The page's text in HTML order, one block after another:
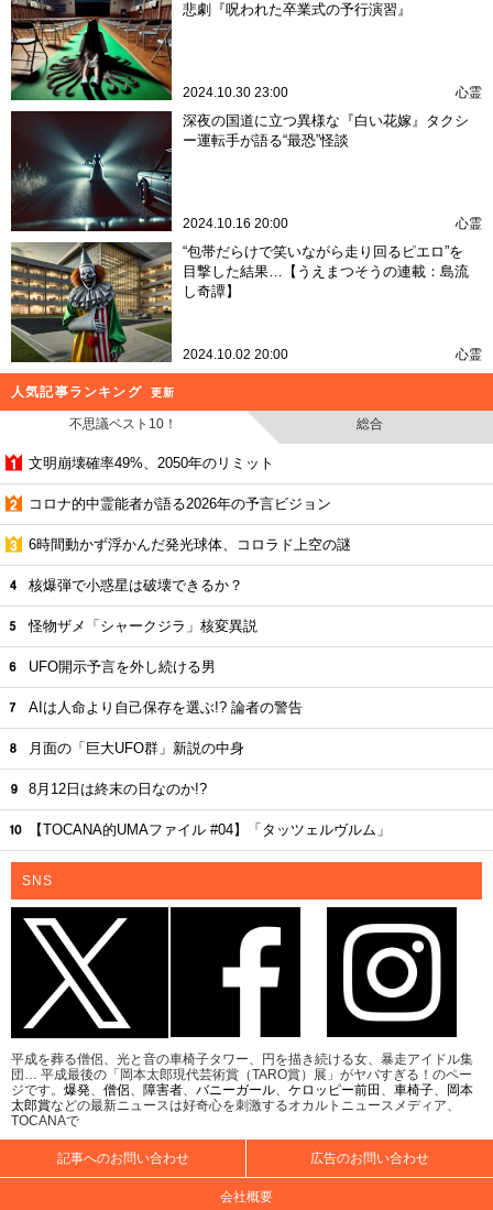
悲劇『呪われた卒業式の予行演習』
2024.10.30 23:00 心霊
深夜の国道に立つ異様な『白い花嫁』タクシ
ー運転手が語る“最恐”怪談
2024.10.16 20:00 心霊
“包帯だらけで笑いながら走り回るピエロ”を
目撃した結果…【うえまつそうの連載：島流
し奇譚】
2024.10.02 20:00 心霊
人気記事ランキング 更新
不思議ベスト10！ 総合
文明崩壊確率49%、2050年のリミット
コロナ的中霊能者が語る2026年の予言ビジョン
6時間動かず浮かんだ発光球体、コロラド上空の謎
核爆弾で小惑星は破壊できるか？
怪物ザメ「シャークジラ」核変異説
UFO開示予言を外し続ける男
AIは人命より自己保存を選ぶ!? 論者の警告
月面の「巨大UFO群」新説の中身
8月12日は終末の日なのか!?
【TOCANA的UMAファイル #04】「タッツェルヴルム」
SNS
平成を葬る僧侶、光と音の車椅子タワー、円を描き続ける女、暴走アイドル集
団… 平成最後の「岡本太郎現代芸術賞（TARO賞）展」がヤバすぎる！のペー
ジです。 爆発、 僧侶、 障害者、 バニーガール、 ケロッピー前田 、 車椅子、
岡本
太郎賞などの最新ニュースは好奇心を刺激するオカルトニュースメディア、
TOCANAで
記事へのお問い合わせ 広告のお問い合わせ
会社概要